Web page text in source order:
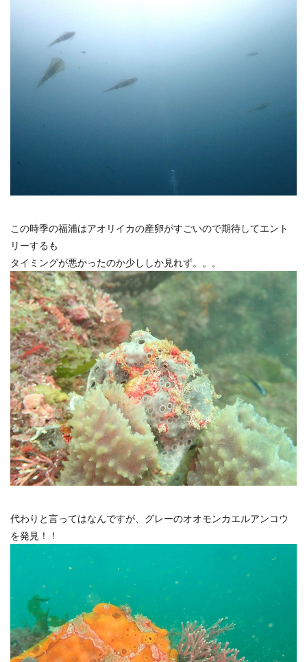
この時季の福浦はアオリイカの産卵がすごいので期待してエント
リーするも
タイミングが悪かったのか少ししか見れず。。。
代わりと言ってはなんですが、グレーのオオモンカエルアンコウ
を発見！！